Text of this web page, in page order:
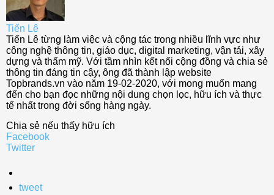
Tiến Lê
Tiến Lê từng làm việc và cộng tác trong nhiều lĩnh vực như
công nghệ thông tin, giáo dục, digital marketing, vận tải, xây
dựng và thẩm mỹ. Với tầm nhìn kết nối cộng đồng và chia sẻ
thông tin đáng tin cậy, ông đã thành lập website
Topbrands.vn vào năm 19-02-2020, với mong muốn mang
đến cho bạn đọc những nội dung chọn lọc, hữu ích và thực
tế nhất trong đời sống hàng ngày.
Chia sẻ nếu thấy hữu ích
Facebook
Twitter
tweet